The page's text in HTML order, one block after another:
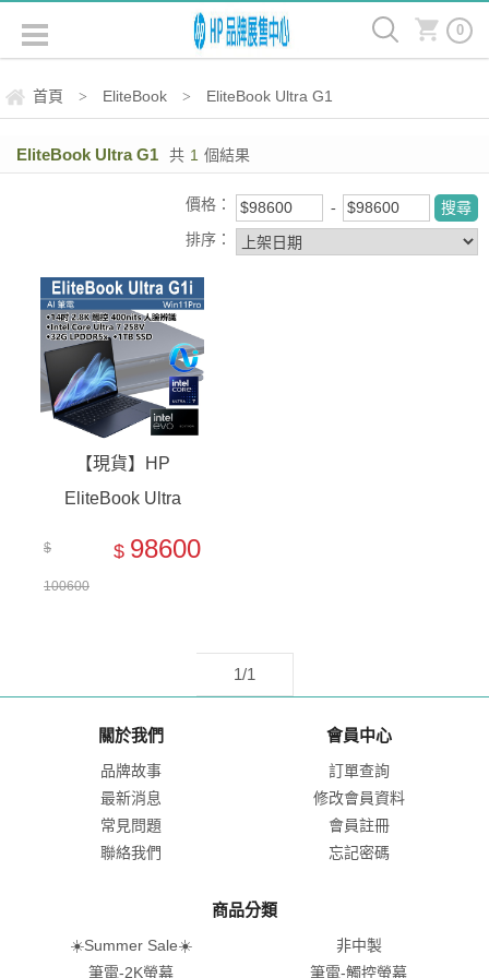
0
首頁 > EliteBook > EliteBook Ultra G1
EliteBook Ultra G1 共 1 個結果
價格：
排序：
【現貨】HP
EliteBook Ultra
$
100600
$ 98600
1/1
關於我們
品牌故事
最新消息
常見問題
聯絡我們
會員中心
訂單查詢
修改會員資料
會員註冊
忘記密碼
商品分類
☀️Summer Sale☀️
非中製
筆電-2K螢幕
筆電-觸控螢幕